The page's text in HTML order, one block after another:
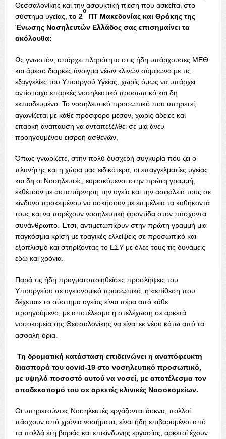
Θεσσαλονίκης και την ασφυκτική πίεση που ασκείται στο
σύστημα υγείας, το 2
ο
ΠΤ Μακεδονίας και Θράκηςτης
Ένωσης Νοσηλευτών Ελλάδος σας επισημαίνει τα
ακόλουθα:
Ως γνωστόν, υπάρχει πληρότητα στις ήδη υπάρχουσες ΜΕΘ
και άμεσο διαρκές άνοιγμα νέων κλινών σύμφωνα με τις
εξαγγελίες του Υπουργού Υγείας, χωρίς όμως να υπάρχει
αντίστοιχα επαρκές νοσηλευτικό προσωπικό και δη
εκπαιδευμένο. Το νοσηλευτικό προσωπικό που υπηρετεί,
αγωνίζεται με κάθε πρόσφορο μέσον, χωρίς άδειες και
επαρκή ανάπαυση να ανταπεξέλθει σε μια άνευ
προηγουμένου εισροή ασθενών,
Όπως γνωρίζετε, στην πολύ δυσχερή συγκυρία που ζει ο
πλανήτης και η χώρα μας ειδικότερα, οι επαγγελματίες υγείας
και δη οι Νοσηλευτές, ευρισκόμενοι στην πρώτη γραμμή,
εκθέτουν με αυταπάρνηση την υγεία και την ασφάλεια τους σε
κίνδυνο προκειμένου να ασκήσουν με επιμέλεια τα καθήκοντά
τους και να παρέχουν νοσηλευτική φροντίδα στον πάσχοντα
συνάνθρωπο. Έτσι, αντιμετωπίζουν στην πρώτη γραμμή μια
παγκόσμια κρίση με τραγικές ελλείψεις σε προσωπικό και
εξοπλισμό και στηρίζοντας το ΕΣΥ με όλες τους τις δυνάμεις
εδώ και χρόνια.
Παρά τις ήδη πραγματοποιηθείσες προσλήψεις του
Υπουργείου σε υγειονομικό προσωπικό, η «επίθεση που
δέχεται» το σύστημα υγείας είναι πέρα από κάθε
προηγούμενο, με αποτέλεσμα η στελέχωση σε αρκετά
νοσοκομεία της Θεσσαλονίκης να είναι εκ νέου κάτω από τα
ασφαλή όρια.
Τη δραματική κατάσταση επιδεινώνει η αναπόφευκτη
διασπορά του covid-19 στο νοσηλευτικό προσωπικό,
με υψηλό ποσοστό αυτού να νοσεί, με αποτέλεσμα τον
αποδεκατισμό του σε αρκετές κλινικές Νοσοκομείων.
Οι υπηρετούντες Νοσηλευτές εργάζονται άοκνα, πολλοί
πάσχουν από χρόνια νοσήματα, είναι ήδη επιβαρυμένοι από
τα πολλά έτη βαριάς και επικίνδυνης εργασίας, αρκετοί έχουν